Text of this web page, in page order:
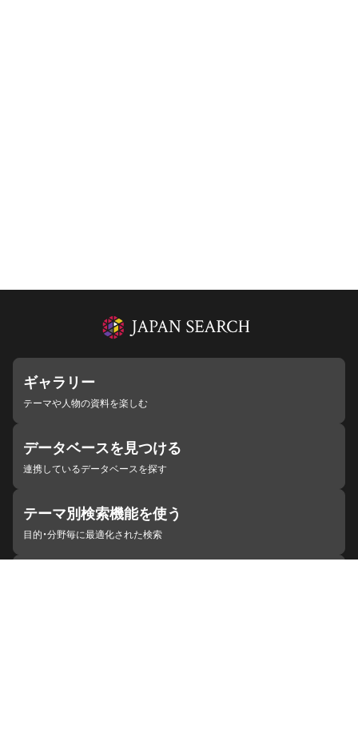
ギャラリー
テーマや人物の資料を楽しむ
データベースを見つける
連携しているデータベースを探す
テーマ別検索機能を使う
目的・分野毎に最適化された検索